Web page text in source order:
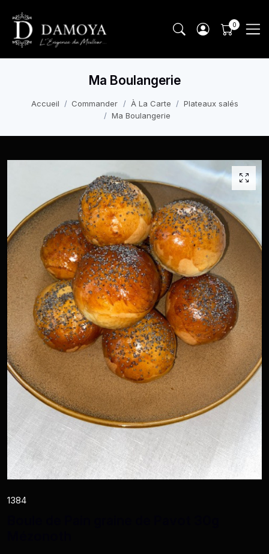
Ma Boulangerie
Accueil Commander À La Carte
Plateaux salés
Ma Boulangerie
1384